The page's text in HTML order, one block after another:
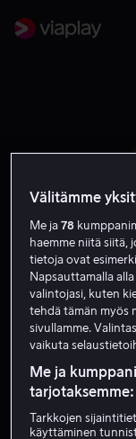
Välitämme
Me ja78
haemme niitä siitä,
tietoja ovat
Napsauttamalla
valintojasi, kuten
tehdä tämän myös
sivullamme.
vaikuta
Me ja
tarjotaksemme:
Tarkkojen
käyttäminen